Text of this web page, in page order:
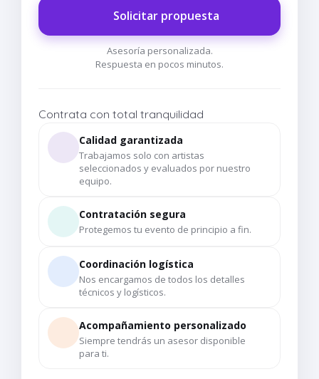
Solicitar propuesta
Asesoría personalizada.
Respuesta en pocos minutos.
Contrata con total tranquilidad
Calidad garantizada
Trabajamos solo con artistas
seleccionados y evaluados por nuestro
equipo.
Contratación segura
Protegemos tu evento de principio a fin.
Coordinación logística
Nos encargamos de todos los detalles
técnicos y logísticos.
Acompañamiento personalizado
Siempre tendrás un asesor disponible
para ti.